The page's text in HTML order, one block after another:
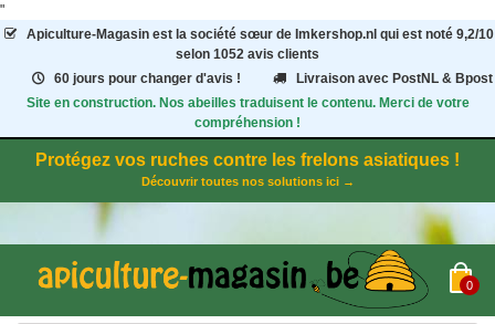
"
Apiculture-Magasinest la société sœur de Imkershop.nl qui est noté 9,2/10
selon 1052 avis clients
60 jours pour changer d'avis !
Livraison avec PostNL & Bpost
Site en construction. Nos abeilles traduisent le contenu. Merci de votre
compréhension !
Protégez vos ruches contre les frelons asiatiques !
Découvrir toutes nos solutions ici →
0